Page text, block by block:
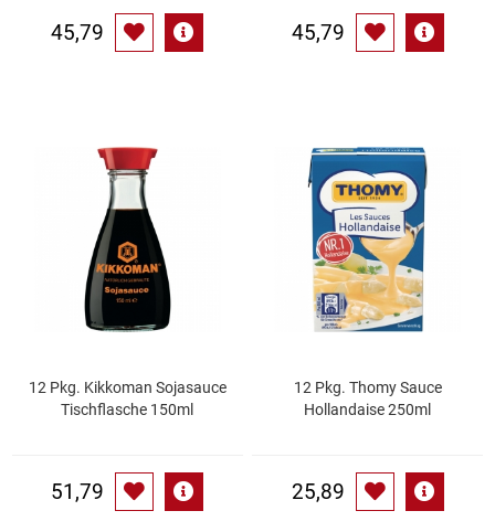
Zucker / Süßstoffe
45,79 45,79
12 Pkg. Kikkoman Sojasauce
Tischflasche 150ml
51,79
12 Pkg. Thomy Sauce
Hollandaise 250ml
25,89